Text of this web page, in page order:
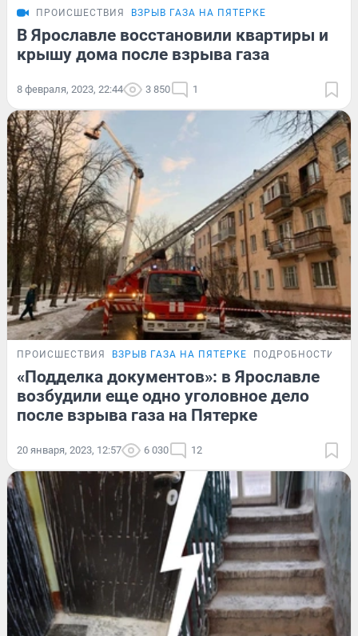
ПРОИСШЕСТВИЯ ВЗРЫВ ГАЗА НА ПЯТЕРКЕ
В Ярославле восстановили квартиры и
крышу дома после взрыва газа
8 февраля, 2023, 22:44 3 850 1
ПРОИСШЕСТВИЯ ВЗРЫВ ГАЗА НА ПЯТЕРКЕ ПОДРОБНОСТИ
«Подделка документов»: в Ярославле
возбудили еще одно уголовное дело
после взрыва газа на Пятерке
20 января, 2023, 12:57 6 030 12